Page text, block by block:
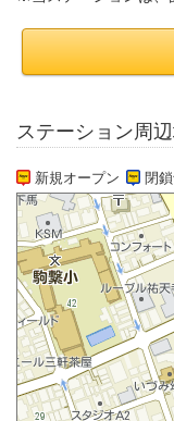
ステーション周
新規オープン 閉